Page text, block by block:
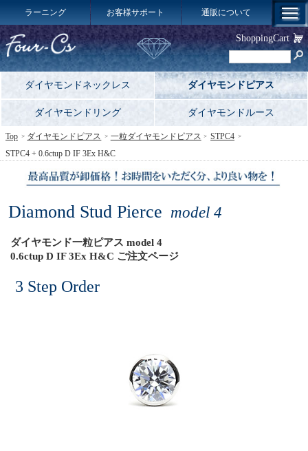
ラーニング お客様サポート 通販について
ダイヤモンドネックレス ダイヤモンドピアス
ダイヤモンドリング ダイヤモンドルース
Diamond Stud Pierce model 4
ダイヤモンド一粒ピアス model 4
0.6ctup D IF 3Ex H&C ご注文ページ
3 Step Order
Top ダイヤモンドピアス 一粒ダイヤモンドピアス
STPC4
STPC4 + 0.6ctup D IF 3Ex H&C
ShoppingCart